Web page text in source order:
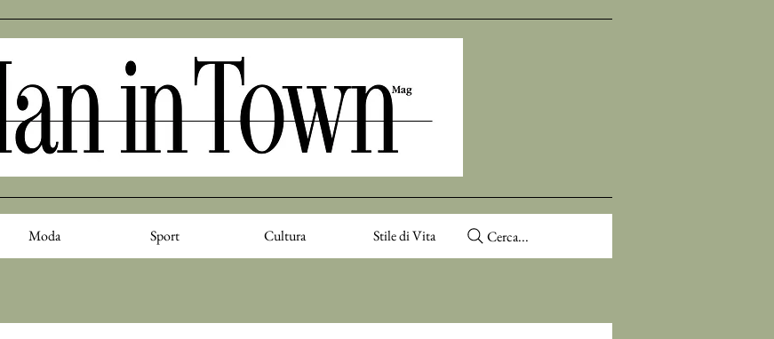
Moda Sport Cultura Stile di Vita Cerca...